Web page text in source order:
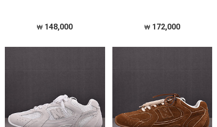
148,000 172,000